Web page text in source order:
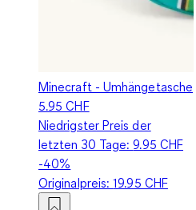
Minecraft - Umhängetasche
5.95 CHF
Niedrigster Preis der
letzten 30 Tage:9.95 CHF
-40%
Originalpreis:19.95 CHF